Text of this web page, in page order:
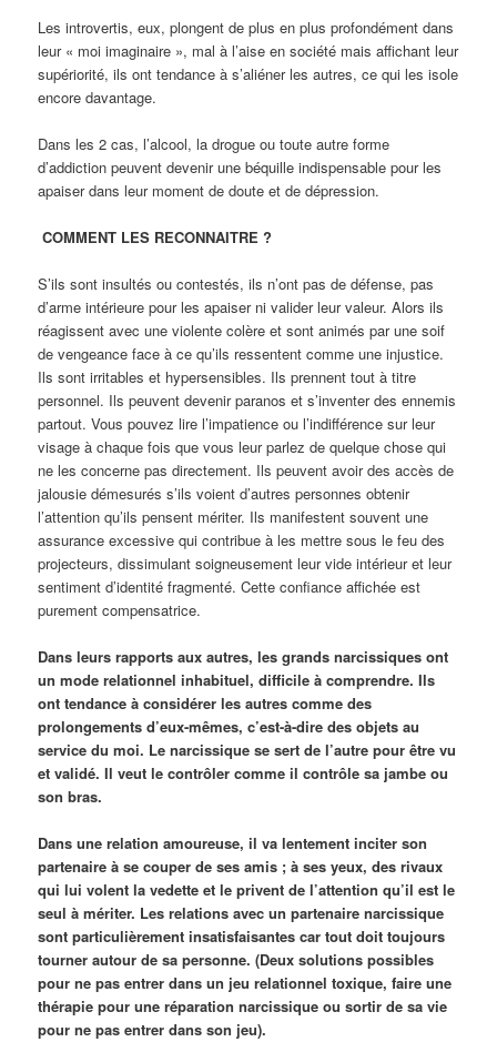
Les introvertis, eux, plongent de plus en plus profondément dans
leur « moi imaginaire », mal à l’aise en société mais affichant leur
supériorité, ils ont tendance à s’aliéner les autres, ce qui les isole
encore davantage.
Dans les 2 cas, l’alcool, la drogue ou toute autre forme
d’addiction peuvent devenir une béquille indispensable pour les
apaiser dans leur moment de doute et de dépression.
COMMENT LES RECONNAITRE ?
S’ils sont insultés ou contestés, ils n’ont pas de défense, pas
d’arme intérieure pour les apaiser ni valider leur valeur. Alors ils
réagissent avec une violente colère et sont animés par une soif
de vengeance face à ce qu’ils ressentent comme une injustice.
Ils sont irritables et hypersensibles. Ils prennent tout à titre
personnel. Ils peuvent devenir paranos et s’inventer des ennemis
partout. Vous pouvez lire l’impatience ou l’indifférence sur leur
visage à chaque fois que vous leur parlez de quelque chose qui
ne les concerne pas directement. Ils peuvent avoir des accès de
jalousie démesurés s’ils voient d’autres personnes obtenir
l’attention qu’ils pensent mériter. Ils manifestent souvent une
assurance excessive qui contribue à les mettre sous le feu des
projecteurs, dissimulant soigneusement leur vide intérieur et leur
sentiment d’identité fragmenté. Cette confiance affichée est
purement compensatrice.
Dans leurs rapports aux autres, les grands narcissiques ont
un mode relationnel inhabituel, difficile à comprendre. Ils
ont tendance à considérer les autres comme des
prolongements d’eux-mêmes, c’est-à-dire des objets au
service du moi. Le narcissique se sert de l’autre pour être vu
et validé. Il veut le contrôler comme il contrôle sa jambe ou
son bras.
Dans une relation amoureuse, il va lentement inciter son
partenaire à se couper de ses amis ; à ses yeux, des rivaux
qui lui volent la vedette et le privent de l’attention qu’il est le
seul à mériter. Les relations avec un partenaire narcissique
sont particulièrement insatisfaisantes car tout doit toujours
tourner autour de sa personne. (Deux solutions possibles
pour ne pas entrer dans un jeu relationnel toxique, faire une
thérapie pour une réparation narcissique ou sortir de sa vie
pour ne pas entrer dans son jeu).